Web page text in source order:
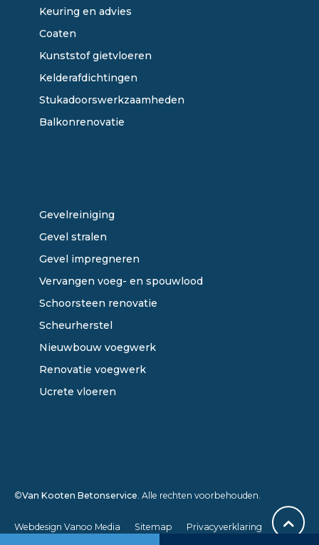
Keuring en advies
Coaten
Kunststof gietvloeren
Kelderafdichtingen
Stukadoorswerkzaamheden
Balkonrenovatie
Gevelreiniging
Gevel stralen
Gevel impregneren
Vervangen voeg- en spouwlood
Schoorsteen renovatie
Scheurherstel
Nieuwbouw voegwerk
Renovatie voegwerk
Ucrete vloeren
©Van Kooten Betonservice . Alle rechten voorbehouden.
Webdesign Vanoo Media Sitemap Privacyverklaring